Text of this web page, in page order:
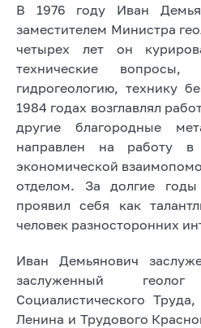
В 1976 году Иван
заместителем Министра
четырех лет он
технические
гидрогеологию, технику
1984 годах возглавлял
другие благородные
направлен на работу в
экономической
отделом. За долгие годы
проявил себя как
человек разносторонних
Иван Демьянович
заслуженный
Социалистического
Ленина и Трудового